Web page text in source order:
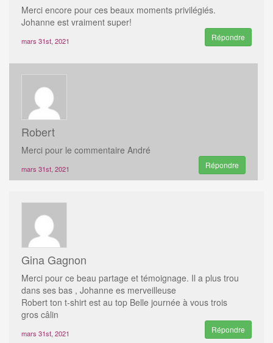
Merci encore pour ces beaux moments privilégiés.
Johanne est vraiment super!
mars 31st, 2021 Répondre
Robert
Merci pour le commentaire André
mars 31st, 2021 Répondre
Gina Gagnon
Merci pour ce beau partage et témoignage. Il a plus trou
dans ses bas , Johanne es merveilleuse
Robert ton t-shirt est au top Belle journée à vous trois
gros câlin
mars 31st, 2021 Répondre